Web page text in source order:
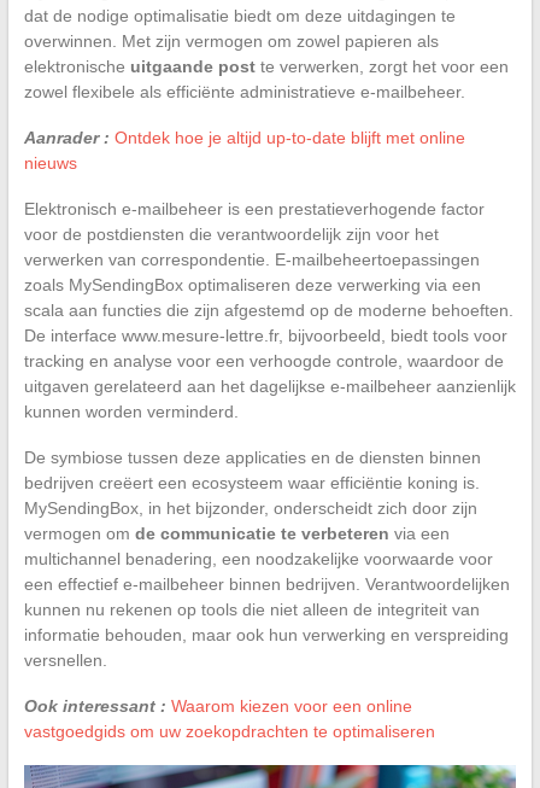
dat de nodige optimalisatie biedt om deze uitdagingen te
overwinnen. Met zijn vermogen om zowel papieren als
elektronische uitgaande postte verwerken, zorgt het voor een
zowel flexibele als efficiënte administratieve e-mailbeheer.
Aanrader : Ontdek hoe je altijd up-to-date blijft met online
nieuws
Elektronisch e-mailbeheer is een prestatieverhogende factor
voor de postdiensten die verantwoordelijk zijn voor het
verwerken van correspondentie. E-mailbeheertoepassingen
zoals MySendingBox optimaliseren deze verwerking via een
scala aan functies die zijn afgestemd op de moderne behoeften.
De interface www.mesure-lettre.fr, bijvoorbeeld, biedt tools voor
tracking en analyse voor een verhoogde controle, waardoor de
uitgaven gerelateerd aan het dagelijkse e-mailbeheer aanzienlijk
kunnen worden verminderd.
De symbiose tussen deze applicaties en de diensten binnen
bedrijven creëert een ecosysteem waar efficiëntie koning is.
MySendingBox, in het bijzonder, onderscheidt zich door zijn
vermogen om de communicatie te verbeteren via een
multichannel benadering, een noodzakelijke voorwaarde voor
een effectief e-mailbeheer binnen bedrijven. Verantwoordelijken
kunnen nu rekenen op tools die niet alleen de integriteit van
informatie behouden, maar ook hun verwerking en verspreiding
versnellen.
Ook interessant : Waarom kiezen voor een online
vastgoedgids om uw zoekopdrachten te optimaliseren